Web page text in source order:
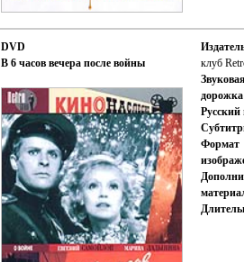
DVD
В 6 часов вечера после войны
клуб
Русский
Формат